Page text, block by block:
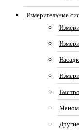
Измерительные